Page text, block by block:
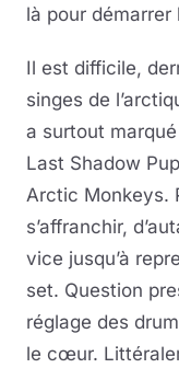
là pour
Il est difficile,
singes de
a surtout
Last Shadow
Arctic Monkeys.
s’affranchir,
vice jusqu’à
set. Question
réglage des
le cœur.